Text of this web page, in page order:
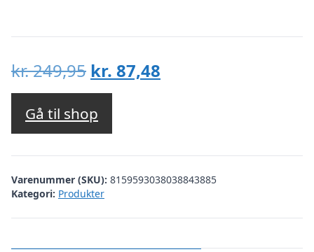
kr.249,95 Den
oprindelige
pris
var:
kr. 249,95.
kr. 87,48
kr. 87,48.
Gå til shop
Varenummer (SKU): 8159593038038843885
Kategori: Produkter